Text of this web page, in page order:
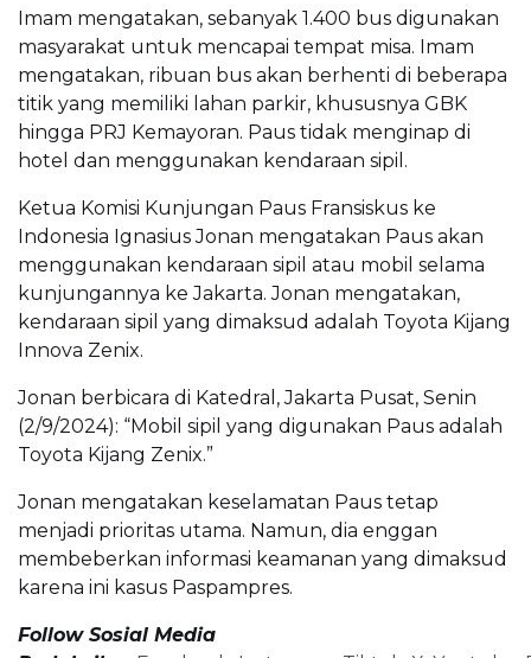
Imam mengatakan, sebanyak 1.400 bus digunakan
masyarakat untuk mencapai tempat misa. Imam
mengatakan, ribuan bus akan berhenti di beberapa
titik yang memiliki lahan parkir, khususnya GBK
hingga PRJ Kemayoran. Paus tidak menginap di
hotel dan menggunakan kendaraan sipil.
Ketua Komisi Kunjungan Paus Fransiskus ke
Indonesia Ignasius Jonan mengatakan Paus akan
menggunakan kendaraan sipil atau mobil selama
kunjungannya ke Jakarta. Jonan mengatakan,
kendaraan sipil yang dimaksud adalah Toyota Kijang
Innova Zenix.
Jonan berbicara di Katedral, Jakarta Pusat, Senin
(2/9/2024): “Mobil sipil yang digunakan Paus adalah
Toyota Kijang Zenix.”
Jonan mengatakan keselamatan Paus tetap
menjadi prioritas utama. Namun, dia enggan
membeberkan informasi keamanan yang dimaksud
karena ini kasus Paspampres.
Follow Sosial Media